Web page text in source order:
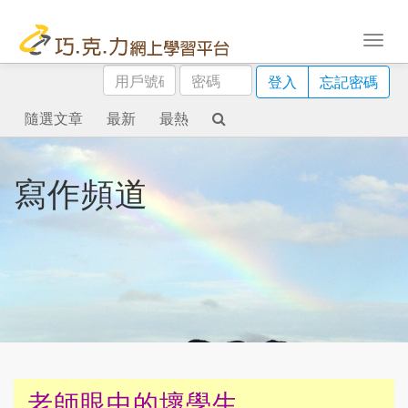
用
戶
號
碼
密
碼
登入
忘記密碼
隨選文章
最新 最熱
寫作頻道